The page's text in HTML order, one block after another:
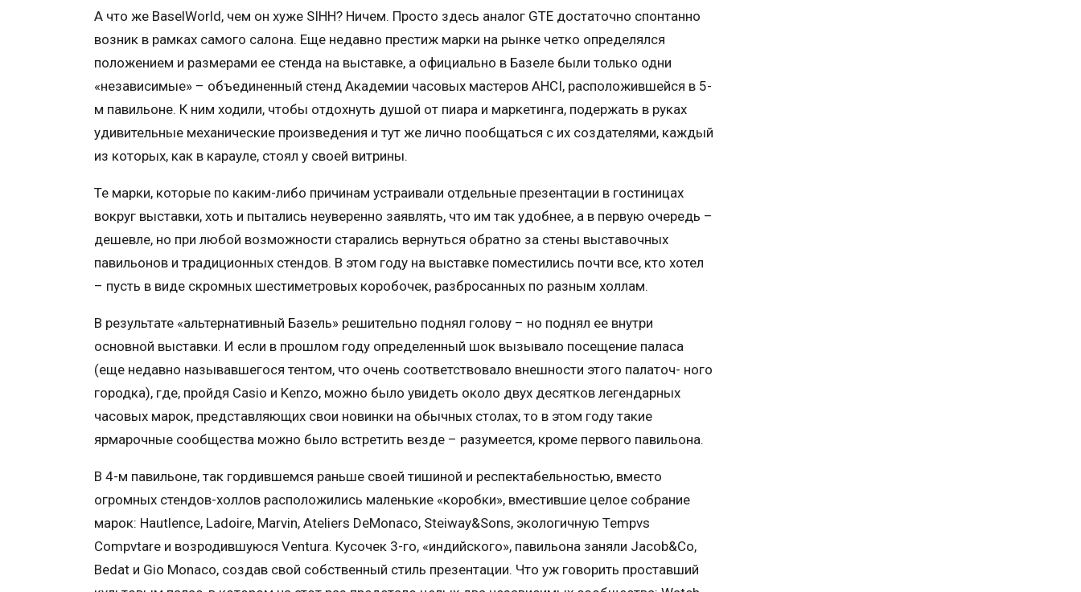
А что же BaselWorld, чем он хуже SIHH? Ничем. Просто здесь аналог GTE достаточно спонтанно
возник в рамках самого салона. Еще недавно престиж марки на рынке четко определялся
положением и размерами ее стенда на выставке, а официально в Базеле были только одни
«независимые» – объединенный стенд Академии часовых мастеров AHCI, расположившейся в 5-
м павильоне. К ним ходили, чтобы отдохнуть душой от пиара и маркетинга, подержать в руках
удивительные механические произведения и тут же лично пообщаться с их создателями, каждый
из которых, как в карауле, стоял у своей витрины.
Те марки, которые по каким-либо причинам устраивали отдельные презентации в гостиницах
вокруг выставки, хоть и пытались неуверенно заявлять, что им так удобнее, а в первую очередь –
дешевле, но при любой возможности старались вернуться обратно за стены выставочных
павильонов и традиционных стендов. В этом году на выставке поместились почти все, кто хотел
– пусть в виде скромных шестиметровых коробочек, разбросанных по разным холлам.
В результате «альтернативный Базель» решительно поднял голову – но поднял ее внутри
основной выставки. И если в прошлом году определенный шок вызывало посещение паласа
(еще недавно называвшегося тентом, что очень соответствовало внешности этого палаточ- ного
городка), где, пройдя Casio и Kenzo, можно было увидеть около двух десятков легендарных
часовых марок, представляющих свои новинки на обычных столах, то в этом году такие
ярмарочные сообщества можно было встретить везде – разумеется, кроме первого павильона.
В 4-м павильоне, так гордившемся раньше своей тишиной и респектабельностью, вместо
огромных стендов-холлов расположились маленькие «коробки», вместившие целое собрание
марок: Hautlence, Ladoire, Marvin, Ateliers DeMonaco, Steiway&Sons, экологичную Tempvs
Compvtare и возродившуюся Ventura. Кусочек 3-го, «индийского», павильона заняли Jacob&Co,
Bedat и Gio Monaco, создав свой собственный стиль презентации. Что уж говорить проставший